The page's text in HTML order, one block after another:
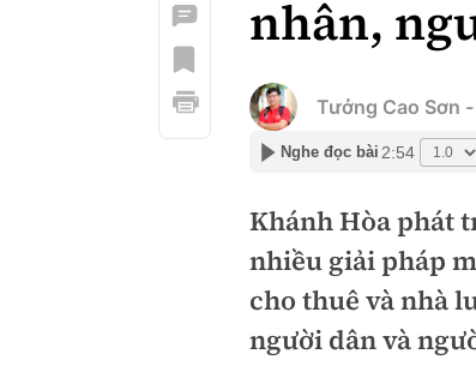
Multimedia
Video
nhân,
Tưởng Cao Sơn -
Nghe đọc bài 2:54
Khánh Hòa phát
nhiều giải pháp
cho thuê và nhà
người dân và